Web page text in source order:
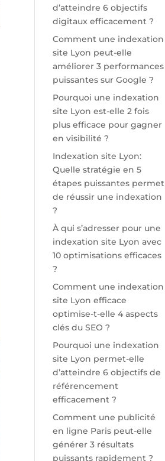
d’atteindre 6 objectifs
digitaux efficacement ?
Comment une indexation
site Lyon peut-elle
améliorer 3 performances
puissantes sur Google ?
Pourquoi une indexation
site Lyon est-elle 2 fois
plus efficace pour gagner
en visibilité ?
Indexation site Lyon:
Quelle stratégie en 5
étapes puissantes permet
de réussir une indexation
?
À qui s’adresser pour une
indexation site Lyon avec
10 optimisations efficaces
?
Comment une indexation
site Lyon efficace
optimise-t-elle 4 aspects
clés du SEO ?
Pourquoi une indexation
site Lyon permet-elle
d’atteindre 6 objectifs de
référencement
efficacement ?
Comment une publicité
en ligne Paris peut-elle
générer 3 résultats
puissants rapidement ?